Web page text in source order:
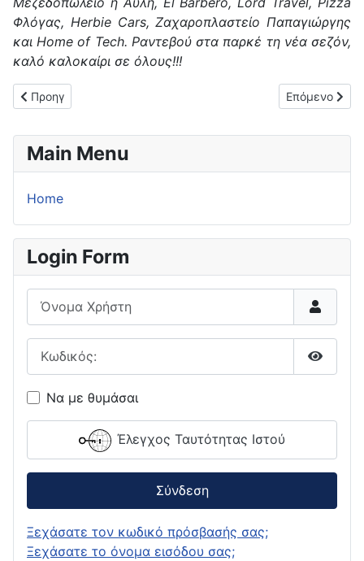
Φλόγας, Herbie Cars, Ζαχαροπλαστείο Παπαγιώργης
και Home of Tech. Ραντεβού στα παρκέ τη νέα σεζόν,
καλό καλοκαίρι σε όλους!!!
Προηγούμενο άρθρο: Παρελθόν από τον πάγκο της ΓΕΚ ο
Προηγ Επόμενο
Επόμενο
Main Menu
Home
Login Form
Όνομα Χρήστη
Να με θυμάσαι
Έλεγχος Ταυτότητας Ιστού
Σύνδεση
Ξεχάσατε τον κωδικό πρόσβασής σας;
Ξεχάσατε το όνομα εισόδου σας;